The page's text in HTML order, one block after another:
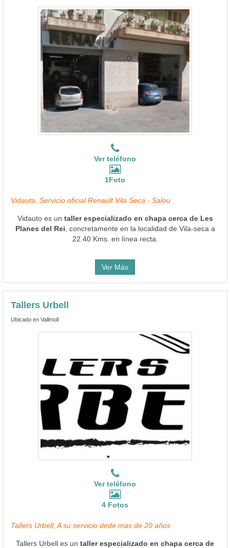
Ver teléfono
1Foto
Vidauto, Servicio oficial Renault Vila Seca - Salou
Vidauto es un taller especializado en chapa cerca de Les
Planes del Rei , concretamente en la localidad de Vila-seca a
22.40 Kms. en línea recta.
Ver Más
Tallers Urbell
Ubicado en Vallmoll
Ver teléfono
4 Fotos
Tallers Urbell, A su servicio dede mas de 20 años
Tallers Urbell es un taller especializado en chapa cerca de